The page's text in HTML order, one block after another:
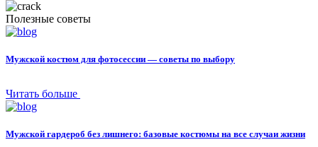
Полезные советы
Мужской костюм для фотосессии — советы по выбору
Читать больше
Мужской гардероб без лишнего: базовые костюмы на все случаи жизни